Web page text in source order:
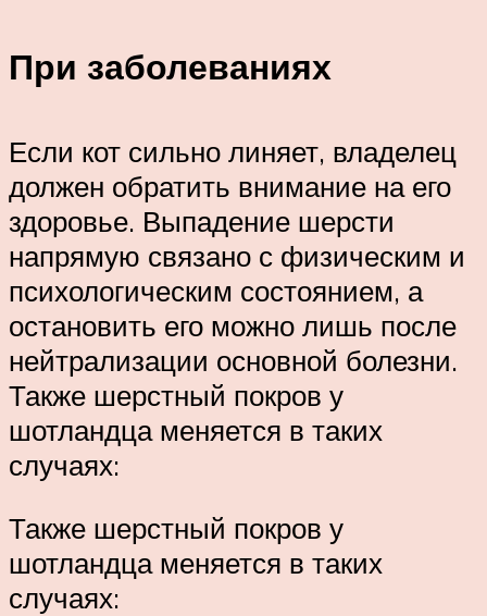
При заболеваниях
Если кот сильно линяет, владелец
должен обратить внимание на его
здоровье. Выпадение шерсти
напрямую связано с физическим и
психологическим состоянием, а
остановить его можно лишь после
нейтрализации основной болезни.
Также шерстный покров у
шотландца меняется в таких
случаях:
Также шерстный покров у
шотландца меняется в таких
случаях: